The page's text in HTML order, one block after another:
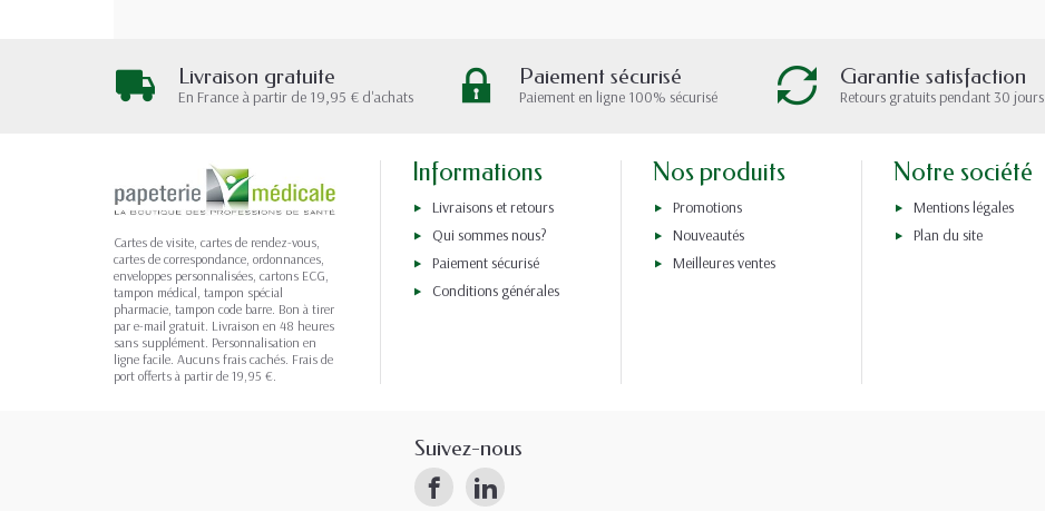
Livraison gratuite
En France à partir de 19,95 € d'achats
Paiement sécurisé
Paiement en ligne 100% sécurisé
Garantie satisfaction
Retours gratuits pendant 30 jours
Cartes de visite, cartes de rendez-vous,
cartes de correspondance, ordonnances,
enveloppes personnalisées, cartons ECG,
tampon médical, tampon spécial
pharmacie, tampon code barre. Bon à tirer
par e-mail gratuit. Livraison en 48 heures
sans supplément. Personnalisation en
ligne facile. Aucuns frais cachés. Frais de
port offerts à partir de 19,95 €.
Informations
Livraisons et retours
Qui sommes nous?
Paiement sécurisé
Conditions générales
Nos produits
Promotions
Nouveautés
Meilleures ventes
Notre société
Mentions légales
Plan du site
Suivez-nous